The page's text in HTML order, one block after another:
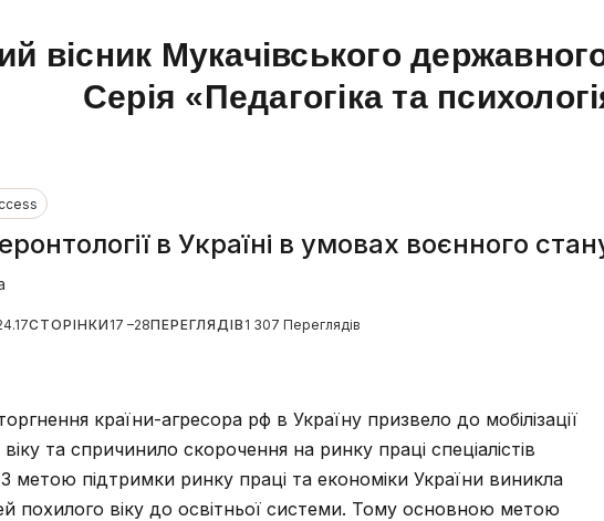
вісник Мукачівського
Серія «Педагогіка та
в Україні в умовах воєнного
СТОРІНКИ 17 –28ПЕРЕГЛЯДІВ 1 307 Переглядів
країни-агресора рф в Україну призвело до мобілізації
та спричинило скорочення на ринку праці спеціалістів
метою підтримки ринку праці та економіки України виникла
похилого віку до освітньої системи. Тому основною метою